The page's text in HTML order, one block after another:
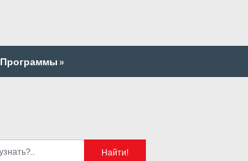
Программы»